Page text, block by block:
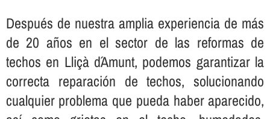
Después de nuestra amplia experiencia de más
de 20 años en el sector de las reformas de
techos en Lliçà d´Amunt, podemos garantizar la
correcta reparación de techos, solucionando
cualquier problema que pueda haber aparecido,